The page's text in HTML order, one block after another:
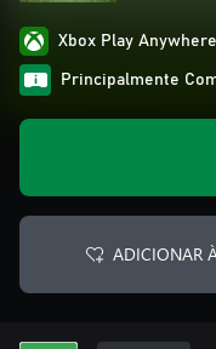
Xbox Play Anywhere
Principalmente
ADICIONAR